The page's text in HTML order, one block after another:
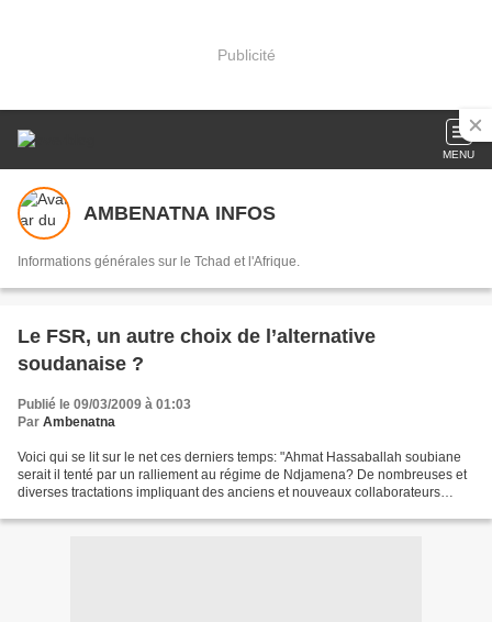
Publicité
MENU
AMBENATNA INFOS
Informations générales sur le Tchad et l'Afrique.
Le FSR, un autre choix de l’alternative
soudanaise ?
Publié le 09/03/2009 à 01:03
Par Ambenatna
Voici qui se lit sur le net ces derniers temps: "Ahmat Hassaballah soubiane
serait il tenté par un ralliement au régime de Ndjamena? De nombreuses et
diverses tractations impliquant des anciens et nouveaux collaborateurs